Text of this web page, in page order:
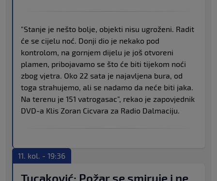
"Stanje je nešto bolje, objekti nisu ugroženi. Radit
će se cijelu noć. Donji dio je nekako pod
kontrolom, na gornjem dijelu je još otvoreni
plamen, pribojavamo se što će biti tijekom noći
zbog vjetra. Oko 22 sata je najavljena bura, od
toga strahujemo, ali se nadamo da neće biti jaka.
Na terenu je 151 vatrogasac", rekao je zapovjednik
DVD-a Klis Zoran Cicvara za Radio Dalmaciju.
11. kol. - 19:36
Tucaković: Požar se smiruje i ne